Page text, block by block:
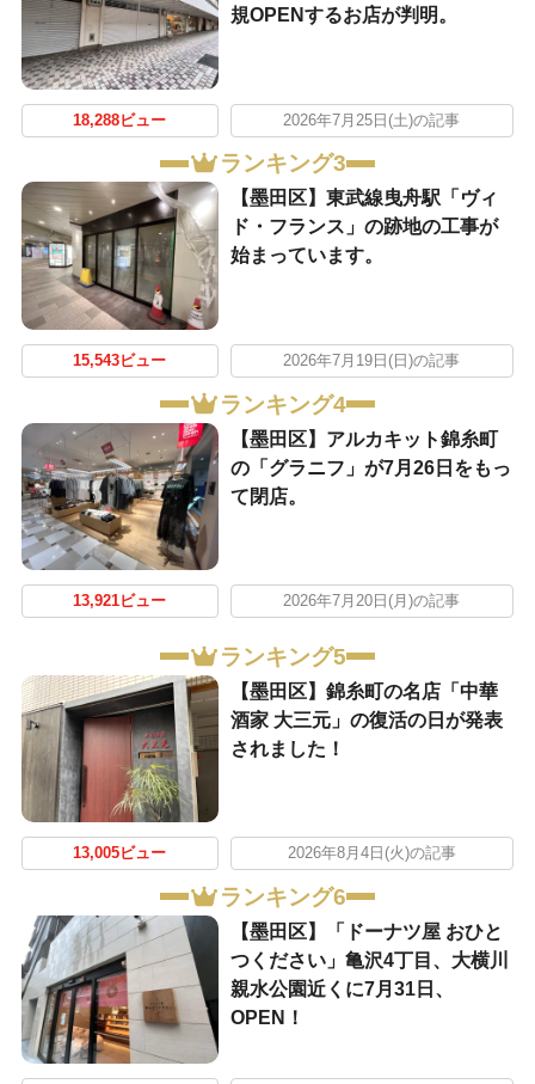
規OPENするお店が判明。
18,288ビュー 2026年7月25日(土)の記事
ランキング3
【墨田区】東武線曳舟駅「ヴィ
ド・フランス」の跡地の工事が
始まっています。
15,543ビュー 2026年7月19日(日)の記事
ランキング4
【墨田区】アルカキット錦糸町
の「グラニフ」が7月26日をもっ
て閉店。
13,921ビュー 2026年7月20日(月)の記事
ランキング5
【墨田区】錦糸町の名店「中華
酒家 大三元」の復活の日が発表
されました！
13,005ビュー 2026年8月4日(火)の記事
ランキング6
【墨田区】「ドーナツ屋 おひと
つください」亀沢4丁目、大横川
親水公園近くに7月31日、
OPEN！